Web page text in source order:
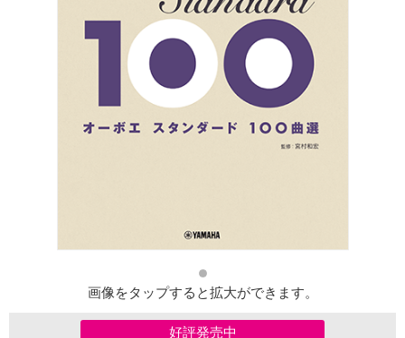
画像をタップすると拡大ができます。
好評発売中